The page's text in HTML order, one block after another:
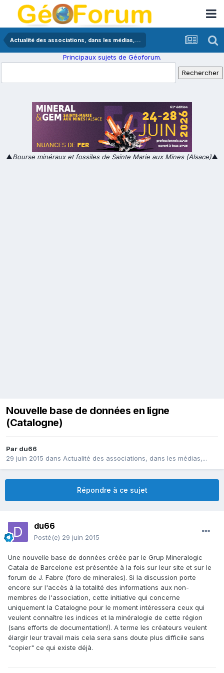
Actualité des associations, dans les médias,...
Principaux sujets de Géoforum.
▲Bourse minéraux et fossiles de Sainte Marie aux Mines (Alsace)▲
Nouvelle base de données en ligne
(Catalogne)
Par du66
29 juin 2015 dans Actualité des associations, dans les médias,...
Répondre à ce sujet
du66
Posté(e) 29 juin 2015
Une nouvelle base de données créée par le Grup Mineralogic
Catala de Barcelone est présentée à la fois sur leur site et sur le
forum de J. Fabre (foro de minerales). Si la discussion porte
encore sur l'accès à la totalité des informations aux non-
membres de l'association, cette initiative qui concerne
uniquement la Catalogne pour le moment intéressera ceux qui
veulent connaître les indices et la minéralogie de cette région
(sans efforts de documentation!). A terme les créateurs veulent
élargir leur travail mais cela sera sans doute plus difficile sans
"copier" ce qui existe déjà.